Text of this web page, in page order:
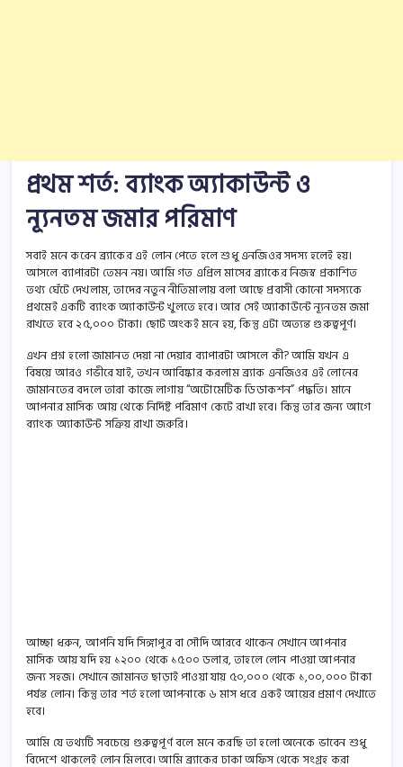
প্রথম শর্ত: ব্যাংক অ্যাকাউন্ট ও
ন্যূনতম জমার পরিমাণ
সবাই মনে করেন ব্র্যাকের এই লোন পেতে হলে শুধু এনজিওর সদস্য হলেই হয়।
আসলে ব্যাপারটা তেমন নয়। আমি গত এপ্রিল মাসের ব্র্যাকের নিজস্ব প্রকাশিত
তথ্য ঘেঁটে দেখলাম, তাদের নতুন নীতিমালায় বলা আছে প্রবাসী কোনো সদস্যকে
প্রথমেই একটি ব্যাংক অ্যাকাউন্ট খুলতে হবে। আর সেই অ্যাকাউন্টে ন্যূনতম জমা
রাখতে হবে ২৫,০০০ টাকা। ছোট অংকই মনে হয়, কিন্তু এটা অত্যন্ত গুরুত্বপূর্ণ।
এখন প্রশ্ন হলো জামানত দেয়া না দেয়ার ব্যাপারটা আসলে কী? আমি যখন এ
বিষয়ে আরও গভীরে যাই, তখন আবিষ্কার করলাম ব্র্যাক এনজিওর এই লোনের
জামানতের বদলে তারা কাজে লাগায় “অটোমেটিক ডিডাকশন” পদ্ধতি। মানে
আপনার মাসিক আয় থেকে নির্দিষ্ট পরিমাণ কেটে রাখা হবে। কিন্তু তার জন্য আগে
ব্যাংক অ্যাকাউন্ট সক্রিয় রাখা জরুরি।
আচ্ছা ধরুন, আপনি যদি সিঙ্গাপুর বা সৌদি আরবে থাকেন সেখানে আপনার
মাসিক আয় যদি হয় ১২০০ থেকে ১৫০০ ডলার, তাহলে লোন পাওয়া আপনার
জন্য সহজ। সেখানে জামানত ছাড়াই পাওয়া যায় ৫০,০০০ থেকে ১,০০,০০০ টাকা
পর্যন্ত লোন। কিন্তু তার শর্ত হলো আপনাকে ৬ মাস ধরে একই আয়ের প্রমাণ দেখাতে
হবে।
আমি যে তথ্যটি সবচেয়ে গুরুত্বপূর্ণ বলে মনে করছি তা হলো অনেকে ভাবেন শুধু
বিদেশে থাকলেই লোন মিলবে। আমি ব্র্যাকের ঢাকা অফিস থেকে সংগ্রহ করা